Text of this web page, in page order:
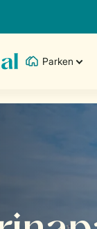
Parken